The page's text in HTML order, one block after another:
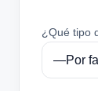
¿Qué tipo